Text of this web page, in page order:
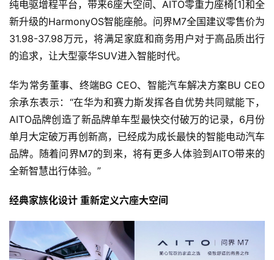
纯电驱增程平台，带来6座大空间、AITO零重力座椅[1]和全
新升级的HarmonyOS智能座舱。问界M7全国建议零售价为
31.98-37.98万元，将满足家庭和商务用户对于高品质出行
的追求，让大型豪华SUV进入智能时代。
华为常务董事、终端BG CEO、智能汽车解决方案BU CEO
余承东表示：“在华为和赛力斯发挥各自优势共同赋能下，
AITO品牌创造了新品牌单车型最快交付破万的记录，6月份
单月大定破万再创新高，已经成为成长最快的智能电动汽车
品牌。随着问界M7的到来，将有更多人体验到AITO带来的
全新智慧出行体验。”
经典家族化设计 重新定义六座大空间